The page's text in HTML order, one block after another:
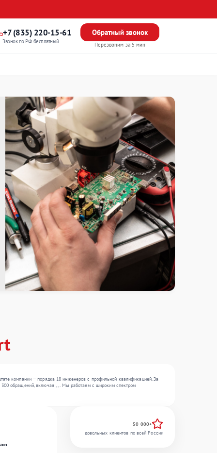
+7 (835) 220-15-61
Звонок по РФ бесплатный
Обратный звонок
Перезвоним за 5 мин
компании — порядка 18 инженеров с профильной квалификацией. За
обращений, включая , , . Мы работаем с широким спектром
50 000+
довольных клиентов по всей России